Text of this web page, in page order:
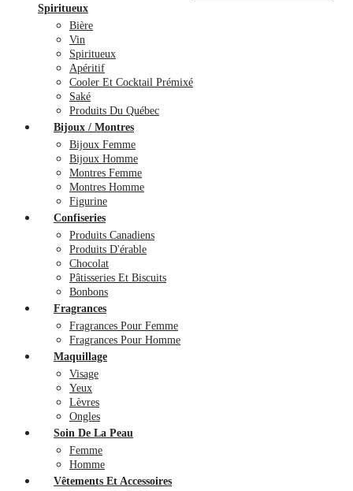
Spiritueux
Bière
Vin
Spiritueux
Apéritif
Cooler Et Cocktail Prémixé
Saké
Produits Du Québec
Bijoux / Montres
Bijoux Femme
Bijoux Homme
Montres Femme
Montres Homme
Figurine
Confiseries
Produits Canadiens
Produits D'érable
Chocolat
Pâtisseries Et Biscuits
Bonbons
Fragrances
Fragrances Pour Femme
Fragrances Pour Homme
Maquillage
Visage
Yeux
Lèvres
Ongles
Soin De La Peau
Femme
Homme
Vêtements Et Accessoires